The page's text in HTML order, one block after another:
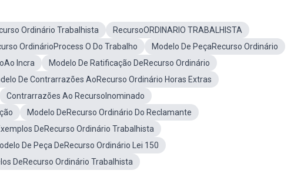
Ordinário Trabalhista
RecursoORDINARIO TRABALHISTA
OrdinárioProcess O Do Trabalho
Modelo De PeçaRecurso Ordinário
Incra
Modelo De Ratificação DeRecurso Ordinário
De Contrarrazões AoRecurso Ordinário Horas Extras
Contrarrazões Ao RecursoInominado
Modelo DeRecurso Ordinário Do Reclamante
DeRecurso Ordinário Trabalhista
De Peça DeRecurso Ordinário Lei 150
DeRecurso Ordinário Trabalhista